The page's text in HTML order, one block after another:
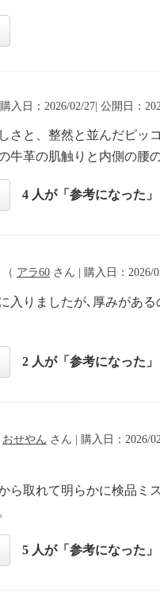
入日：2026/02/27| 公開日：
さと、整然と並んだピッ
牛革の肌触りと内側の腰
4 人が「参考になった
（ アラ60 さん | 購入日：2026/
入りましたが､厚みがあ
2 人が「参考になった
おせやん さん | 購入日：2026/
ら取れて明らかに検品ミ
5 人が「参考になった